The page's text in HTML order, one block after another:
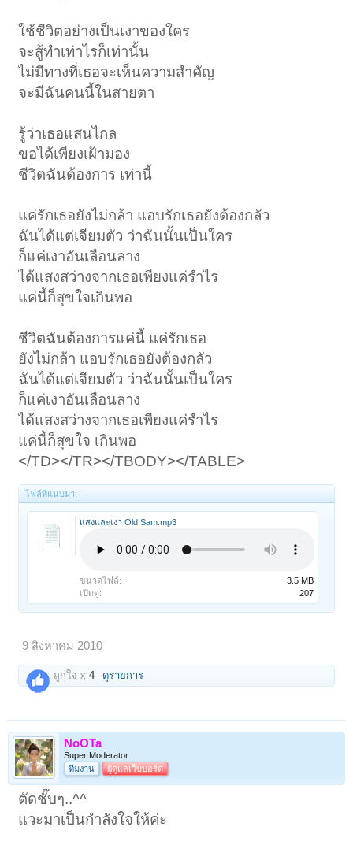
ใช้ชีวิตอย่างเป็นเงาของใคร
จะสู้ทำเท่าไรก็เท่านั้น
ไม่มีทางที่เธอจะเห็นความสำคัญ
จะมีฉันคนนี้ในสายตา
รู้ว่าเธอแสนไกล
ขอได้เพียงเฝ้ามอง
ชีวิตฉันต้องการ เท่านี้
แค่รักเธอยังไม่กล้า แอบรักเธอยังต้องกลัว
ฉันได้แต่เจียมตัว ว่าฉันนั้นเป็นใคร
ก็แค่เงาอันเลือนลาง
ได้แสงสว่างจากเธอเพียงแค่รำไร
แค่นี้ก็สุขใจเกินพอ
ชีวิตฉันต้องการแค่นี้ แค่รักเธอ
ยังไม่กล้า แอบรักเธอยังต้องกลัว
ฉันได้แต่เจียมตัว ว่าฉันนั้นเป็นใคร
ก็แค่เงาอันเลือนลาง
ได้แสงสว่างจากเธอเพียงแค่รำไร
แค่นี้ก็สุขใจ เกินพอ
</TD></TR></TBODY></TABLE>
ไฟล์ที่แนบมา:
แสงและเงา Old Sam.mp3
ขนาดไฟล์:
3.5 MB
เปิดดู:
207
9 สิงหาคม 2010
ถูกใจ x4 ดูรายการ
NoOTa
Super Moderator
ทีมงาน
ผู้ดูแลเว็บบอร์ด
ตัดชั๊บๆ..^^
แวะมาเป็นกำลังใจให้ค่ะ